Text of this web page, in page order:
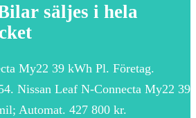
säljes i hela
My22 39 kWh Pl. Företag.
Nissan Leaf N-Connecta My22 39
Automat. 427 800 kr.